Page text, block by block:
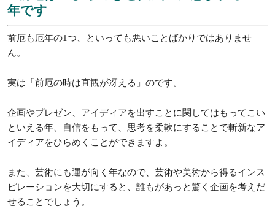
本厄が「心身の健康が崩れやすく、事故やケガに注意しなけれ
ばならない年」なら、前厄は「損出や盗難などに注意しなけれ
ばならない年」です。
と変化が生まれやすい年でもあります。
大きな買い物やローンの契約、カード管理などは、よくよく考
えるようにしましょう。
注目を集め誤解を招きやすいため、人との縁を大事にしつつ慎
重になる必要があります。